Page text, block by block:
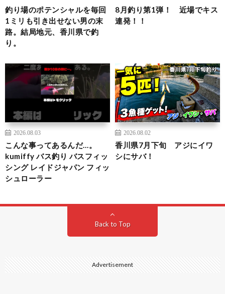
釣り場のポテンシャルを毎回
1ミリも引き出せない男の末
路。結局地元、香川県で釣
り。
8月釣り第1弾！ 近場でキス
連発！！
2026.08.03
こんな事ってあるんだ…。
kumiffy バス釣り バスフィッ
シング レイドジャパン フィッ
シュローラー
2026.08.02
香川県7月下旬 アジにイワ
シにサバ！
Back to Top
Advertisement